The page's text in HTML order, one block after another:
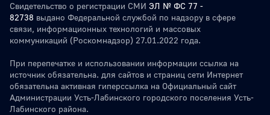
Свидетельство о регистрации СМИ ЭЛ № ФС 77 -
82738 выдано Федеральной службой по надзору в сфере
связи, информационных технологий и массовых
коммуникаций (Роскомнадзор) 27.01.2022 года.
При перепечатке и использовании информации ссылка на
источник обязательна. для сайтов и страниц сети Интернет
обязательна активная гиперссылка на Официальный сайт
Администрации Усть-Лабинского городского поселения Усть-
Лабинского района.